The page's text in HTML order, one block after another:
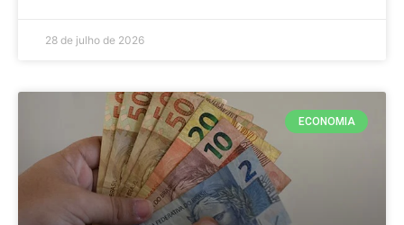
28 de julho de 2026
ECONOMIA